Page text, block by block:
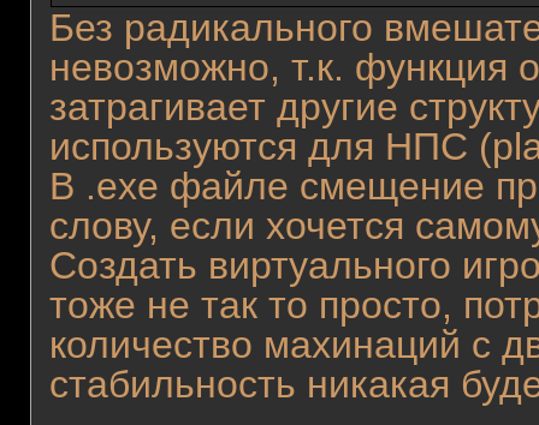
Без радикального
невозможно, т.к. функция
затрагивает другие
используются для НПС
В .exe файле смещение
слову, если хочется
Создать виртуального
тоже не так то просто,
количество махинаций с
стабильность никакая